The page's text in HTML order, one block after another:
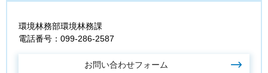
環境林務部環境林務課
電話番号：099-286-2587